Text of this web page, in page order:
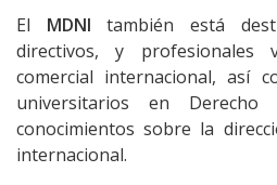
El MDNI también está
directivos, y profesionales
comercial internacional, así
universitarios en
conocimientos sobre la
internacional.